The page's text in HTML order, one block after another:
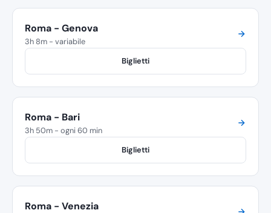
Roma - Genova
3h 8m - variabile
Biglietti
Roma - Bari
3h 50m - ogni 60 min
Biglietti
Roma - Venezia